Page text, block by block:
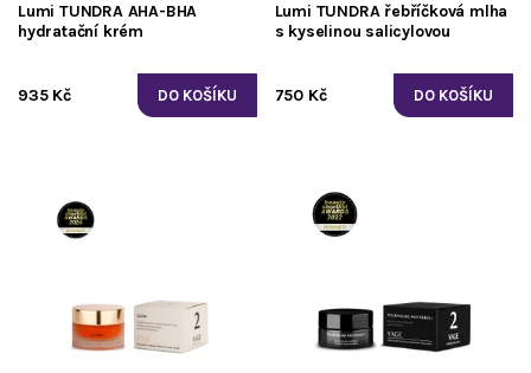
Lumi TUNDRA AHA-BHA
hydratační krém
935 Kč
Lumi TUNDRA řebříčková mlha
s kyselinou salicylovou
750 Kč